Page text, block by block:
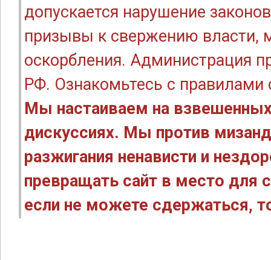
допускается нарушение
призывы к свержению власти,
оскорбления. Администрация
РФ. Ознакомьтесь с правилами
Мы настаиваем на
дискуссиях. Мы против
разжигания ненависти и
превращать сайт в место для
если не можете сдержаться,